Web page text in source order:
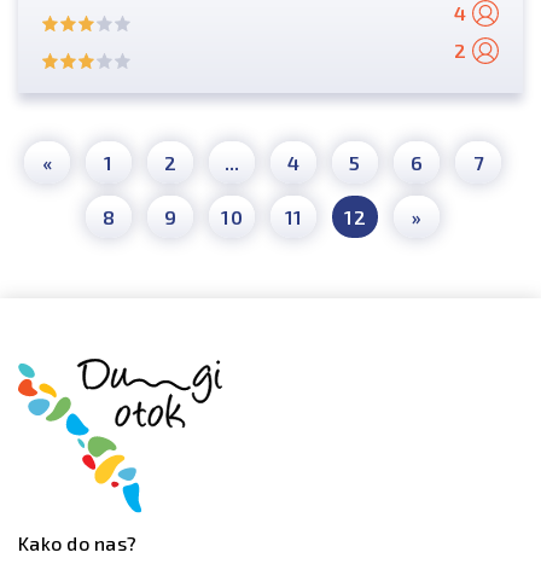
4
2
« 1 2 ... 4 5 6 7
8 9 10 11 12 »
Kako do nas?